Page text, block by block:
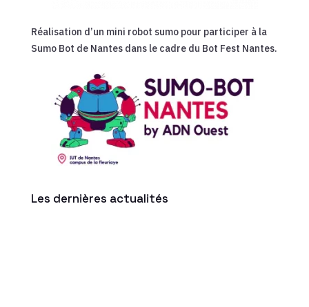
Réalisation d’un mini robot sumo pour participer à la
Sumo Bot de Nantes dans le cadre du Bot Fest Nantes.
Les dernières actualités